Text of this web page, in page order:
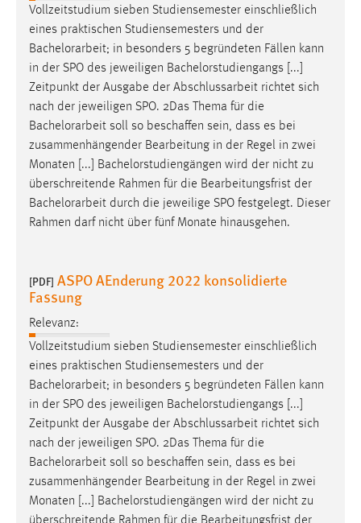
Vollzeitstudium sieben Studiensemester einschließlich
eines praktischen Studiensemesters und der
Bachelorarbeit; in besonders 5 begründeten Fällen kann
in der SPO des jeweiligen Bachelorstudiengangs [...]
Zeitpunkt der Ausgabe der Abschlussarbeit richtet sich
nach der jeweiligen SPO. 2Das Thema für die
Bachelorarbeit soll so beschaffen sein, dass es bei
zusammenhängender Bearbeitung in der Regel in zwei
Monaten [...] Bachelorstudiengängen wird der nicht zu
überschreitende Rahmen für die Bearbeitungsfrist der
Bachelorarbeit durch die jeweilige SPO festgelegt. Dieser
Rahmen darf nicht über fünf Monate hinausgehen.
[PDF] ASPO AEnderung 2022 konsolidierte
Fassung
Relevanz:
Vollzeitstudium sieben Studiensemester einschließlich
eines praktischen Studiensemesters und der
Bachelorarbeit; in besonders 5 begründeten Fällen kann
in der SPO des jeweiligen Bachelorstudiengangs [...]
Zeitpunkt der Ausgabe der Abschlussarbeit richtet sich
nach der jeweiligen SPO. 2Das Thema für die
Bachelorarbeit soll so beschaffen sein, dass es bei
zusammenhängender Bearbeitung in der Regel in zwei
Monaten [...] Bachelorstudiengängen wird der nicht zu
überschreitende Rahmen für die Bearbeitungsfrist der